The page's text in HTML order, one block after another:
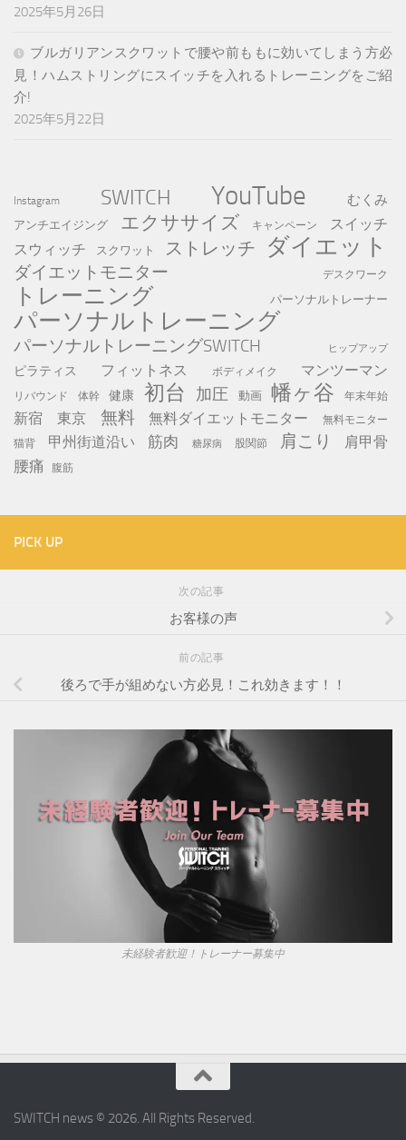
2025年5月26日
ブルガリアンスクワットで腰や前ももに効いてしまう方必
見！ハムストリングにスイッチを入れるトレーニングをご紹
介!
2025年5月22日
Instagram SWITCH YouTube むくみ
アンチエイジング エクササイズ キャンペーン
スイッチ
スウィッチ
スクワット ストレッチ ダイエット
ダイエットモニター デスクワーク
トレーニング パーソナルトレーナー
パーソナルトレーニング
パーソナルトレーニングSWITCH ヒップアップ
ピラティス フィットネス ボディメイク マンツーマン
リバウンド 体幹 健康 初台 加圧 動画 幡ヶ谷 年末年始
新宿 東京 無料 無料ダイエットモニター
無料モニター
猫背
甲州街道沿い 筋肉 糖尿病 股関節 肩こり 肩甲骨
腰痛 腹筋
PICK UP
次の記事
お客様の声
前の記事
後ろで手が組めない方必見！これ効きます！！
未経験者歓迎！トレーナー募集中
SWITCH news © 2026. All Rights Reserved.